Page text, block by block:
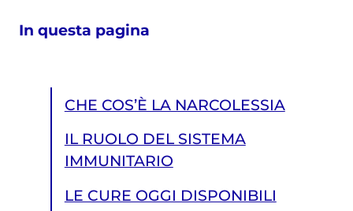
In questa pagina
CHE COS’È LA NARCOLESSIA
IL RUOLO DEL SISTEMA
IMMUNITARIO
LE CURE OGGI DISPONIBILI